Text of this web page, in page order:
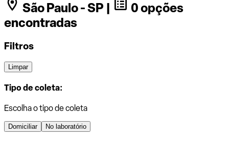
São Paulo - SP |
0 opções
encontradas
Filtros
Limpar
Tipo de coleta:
Escolha o tipo de coleta
Domiciliar No laboratório